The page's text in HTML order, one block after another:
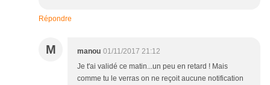
Répondre
M manou 01/11/2017 21:12
Je t'ai validé ce matin...un peu en retard ! Mais
comme tu le verras on ne reçoit aucune notification